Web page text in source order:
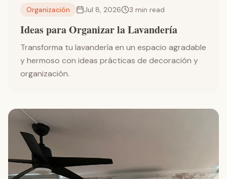
Organización Jul 8, 2026 3 min read
Ideas para Organizar la Lavandería
Transforma tu lavandería en un espacio agradable
y hermoso con ideas prácticas de decoración y
organización.